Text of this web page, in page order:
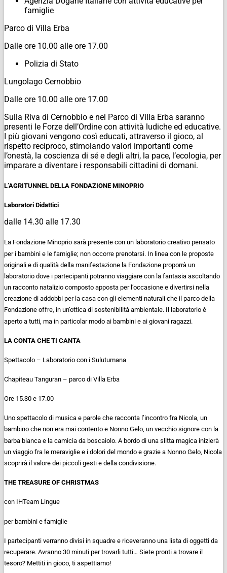
famiglie
Parco di Villa Erba
Dalle ore 10.00 alle ore 17.00
Polizia di Stato
Lungolago Cernobbio
Dalle ore 10.00 alle ore 17.00
Sulla Riva di Cernobbio e nel Parco di Villa Erba saranno
presenti le Forze dell’Ordine con attività ludiche ed educative.
I più giovani vengono così educati, attraverso il gioco, al
rispetto reciproco, stimolando valori importanti come
l’onestà, la coscienza di sé e degli altri, la pace, l’ecologia, per
imparare a diventare i responsabili cittadini di domani.
L’AGRITUNNEL DELLA FONDAZIONE MINOPRIO
Laboratori Didattici
dalle 14.30 alle 17.30
La Fondazione Minoprio sarà presente con un laboratorio creativo pensato
per i bambini e le famiglie; non occorre prenotarsi. In linea con le proposte
originali e di qualità della manifestazione la Fondazione proporrà un
laboratorio dove i partecipanti potranno viaggiare con la fantasia ascoltando
un racconto natalizio composto apposta per l’occasione e divertirsi nella
creazione di addobbi per la casa con gli elementi naturali che il parco della
Fondazione offre, in un’ottica di sostenibilità ambientale. Il laboratorio è
aperto a tutti, ma in particolar modo ai bambini e ai giovani ragazzi.
LA CONTA CHE TI CANTA
Spettacolo – Laboratorio con i Sulutumana
Chapiteau Tanguran – parco di Villa Erba
Ore 15.30 e 17.00
Uno spettacolo di musica e parole che racconta l’incontro fra Nicola, un
bambino che non era mai contento e Nonno Gelo, un vecchio signore con la
barba bianca e la camicia da boscaiolo. A bordo di una slitta magica inizierà
un viaggio fra le meraviglie e i dolori del mondo e grazie a Nonno Gelo, Nicola
scoprirà il valore dei piccoli gesti e della condivisione.
THE TREASURE OF CHRISTMAS
con IHTeam Lingue
per bambini e famiglie
I partecipanti verranno divisi in squadre e riceveranno una lista di oggetti da
recuperare. Avranno 30 minuti per trovarli tutti… Siete pronti a trovare il
tesoro? Mettiti in gioco, ti aspettiamo!